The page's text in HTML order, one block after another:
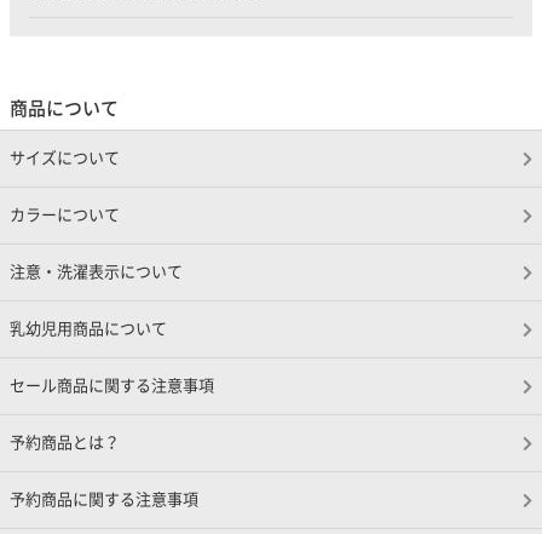
商品について
サイズについて
カラーについて
注意・洗濯表示について
乳幼児用商品について
セール商品に関する注意事項
予約商品とは？
予約商品に関する注意事項